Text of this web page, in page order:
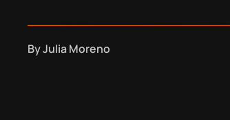
ByJulia Moreno